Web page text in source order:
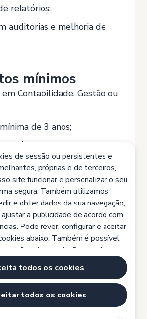
relatórios;
auditorias e melhoria de
mínimos
Contabilidade, Gestão ou
de 3 anos;
sólidos da legislação fiscal
angolana;
e ERP (PHC é uma mais-
organização e
ética
espírito de equipa
de sessão ou persistentes e
próprias e de terceiros,
site funcionar e personalizar o seu
segura. Também utilizamos
e obter dados da sua navegação,
a publicidade de acordo com
Pode rever, configurar e aceitar
abaixo. Também é possível
opções de permissão a qualquer
à nossa Política de Cookies e a
clicando em https://www.ibg-
todos os cookies
todos os cookies